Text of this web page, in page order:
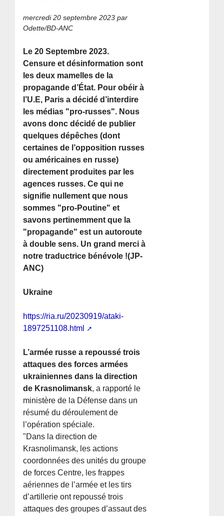
mercredi 20 septembre 2023 par
Odette/BD-ANC
Le 20 Septembre 2023.
Censure et désinformation sont
les deux mamelles de la
propagande d’État. Pour obéir à
l’U.E, Paris a décidé d’interdire
les médias "pro-russes". Nous
avons donc décidé de publier
quelques dépêches (dont
certaines de l’opposition russes
ou américaines en russe)
directement produites par les
agences russes. Ce qui ne
signifie nullement que nous
sommes "pro-Poutine" et
savons pertinemment que la
"propagande" est un autoroute
à double sens. Un grand merci à
notre traductrice bénévole !(JP-
ANC)
Ukraine
https://ria.ru/20230919/ataki-
1897251108.html
L’armée russe a repoussé trois
attaques des forces armées
ukrainiennes dans la direction
de Krasnolimansk, a rapporté le
ministère de la Défense dans un
résumé du déroulement de
l’opération spéciale.
"Dans la direction de
Krasnolimansk, les actions
coordonnées des unités du groupe
de forces Centre, les frappes
aériennes de l’armée et les tirs
d’artillerie ont repoussé trois
attaques des groupes d’assaut des